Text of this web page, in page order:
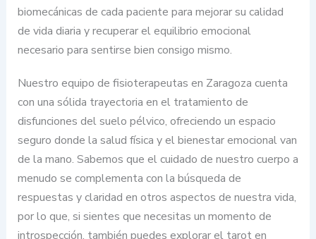
biomecánicas de cada paciente para mejorar su calidad
de vida diaria y recuperar el equilibrio emocional
necesario para sentirse bien consigo mismo.
Nuestro equipo de fisioterapeutas en Zaragoza cuenta
con una sólida trayectoria en el tratamiento de
disfunciones del suelo pélvico, ofreciendo un espacio
seguro donde la salud física y el bienestar emocional van
de la mano. Sabemos que el cuidado de nuestro cuerpo a
menudo se complementa con la búsqueda de
respuestas y claridad en otros aspectos de nuestra vida,
por lo que, si sientes que necesitas un momento de
introspección, también puedes explorar el tarot en